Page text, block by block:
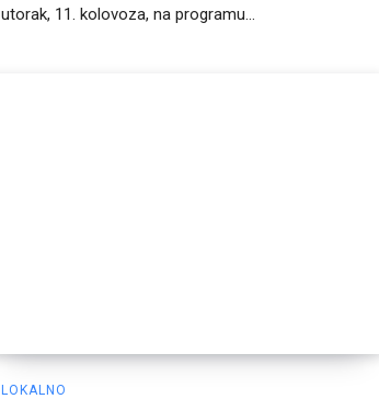
utorak, 11. kolovoza, na programu...
LOKALNO